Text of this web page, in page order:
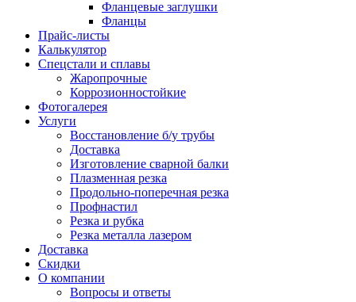
Фланцевые заглушки
Фланцы
Прайс-листы
Калькулятор
Спецстали и сплавы
Жаропрочные
Коррозионностойкие
Фотогалерея
Услуги
Восстановление б/у трубы
Доставка
Изготовление сварной балки
Плазменная резка
Продольно-поперечная резка
Профнастил
Резка и рубка
Резка металла лазером
Доставка
Скидки
О компании
Вопросы и ответы